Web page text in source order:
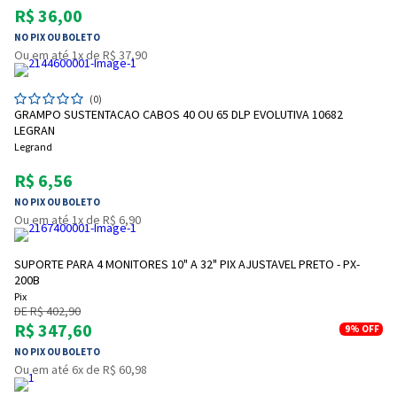
R$ 36,00
NO PIX OU BOLETO
Ou em até 1x de R$ 37,90
(0)
GRAMPO SUSTENTACAO CABOS 40 OU 65 DLP EVOLUTIVA 10682
LEGRAN
Legrand
R$ 6,56
NO PIX OU BOLETO
Ou em até 1x de R$ 6,90
SUPORTE PARA 4 MONITORES 10" A 32" PIX AJUSTAVEL PRETO - PX-
200B
Pix
DE R$ 402,90
R$ 347,60
NO PIX OU BOLETO
9% OFF
Ou em até 6x de R$ 60,98